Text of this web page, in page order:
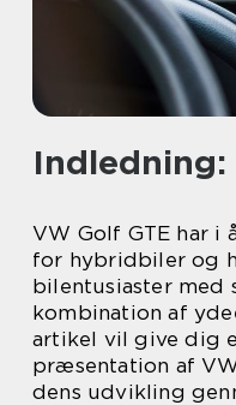
Indledning:
VW Golf GTE har i
for hybridbiler og
bilentusiaster med
kombination af
artikel vil give dig
præsentation af
dens udvikling